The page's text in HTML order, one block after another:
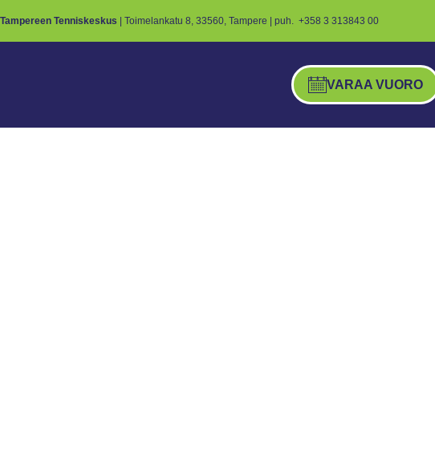
Tampereen Tenniskeskus | Toimelankatu 8, 33560, Tampere | puh. +358 3 313843 00
VARAA VUORO